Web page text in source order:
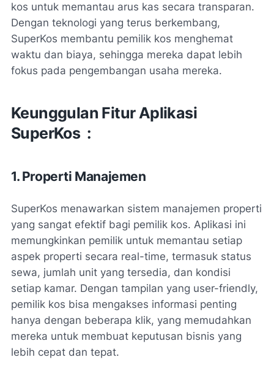
kos untuk memantau arus kas secara transparan.
Dengan teknologi yang terus berkembang,
SuperKos membantu pemilik kos menghemat
waktu dan biaya, sehingga mereka dapat lebih
fokus pada pengembangan usaha mereka.
Keunggulan Fitur Aplikasi
SuperKos :
1. Properti Manajemen
SuperKos menawarkan sistem manajemen properti
yang sangat efektif bagi pemilik kos. Aplikasi ini
memungkinkan pemilik untuk memantau setiap
aspek properti secara real-time, termasuk status
sewa, jumlah unit yang tersedia, dan kondisi
setiap kamar. Dengan tampilan yang user-friendly,
pemilik kos bisa mengakses informasi penting
hanya dengan beberapa klik, yang memudahkan
mereka untuk membuat keputusan bisnis yang
lebih cepat dan tepat.